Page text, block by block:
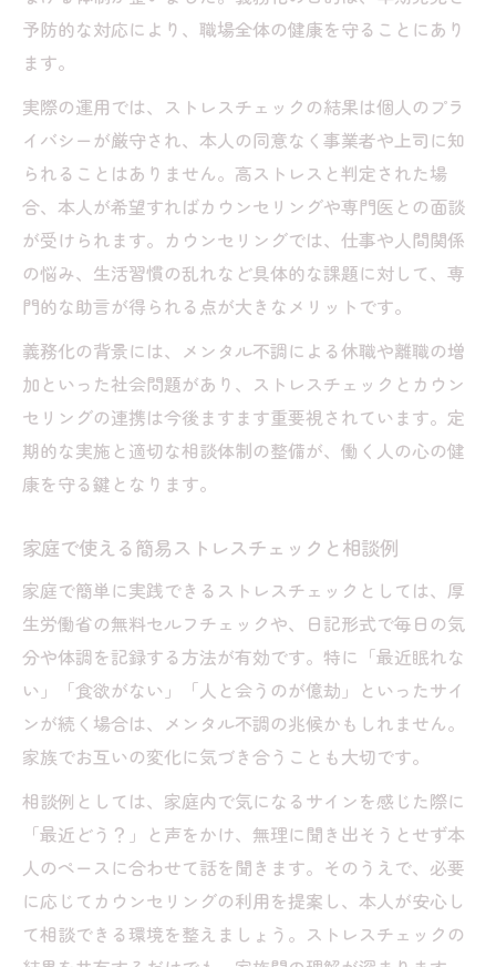
予防的な対応により、職場全体の健康を守ることにあり
ます。
実際の運用では、ストレスチェックの結果は個人のプラ
イバシーが厳守され、本人の同意なく事業者や上司に知
られることはありません。高ストレスと判定された場
合、本人が希望すればカウンセリングや専門医との面談
が受けられます。カウンセリングでは、仕事や人間関係
の悩み、生活習慣の乱れなど具体的な課題に対して、専
門的な助言が得られる点が大きなメリットです。
義務化の背景には、メンタル不調による休職や離職の増
加といった社会問題があり、ストレスチェックとカウン
セリングの連携は今後ますます重要視されています。定
期的な実施と適切な相談体制の整備が、働く人の心の健
康を守る鍵となります。
家庭で使える簡易ストレスチェックと相談例
家庭で簡単に実践できるストレスチェックとしては、厚
生労働省の無料セルフチェックや、日記形式で毎日の気
分や体調を記録する方法が有効です。特に「最近眠れな
い」「食欲がない」「人と会うのが億劫」といったサイ
ンが続く場合は、メンタル不調の兆候かもしれません。
家族でお互いの変化に気づき合うことも大切です。
相談例としては、家庭内で気になるサインを感じた際に
「最近どう？」と声をかけ、無理に聞き出そうとせず本
人のペースに合わせて話を聞きます。そのうえで、必要
に応じてカウンセリングの利用を提案し、本人が安心し
て相談できる環境を整えましょう。ストレスチェックの